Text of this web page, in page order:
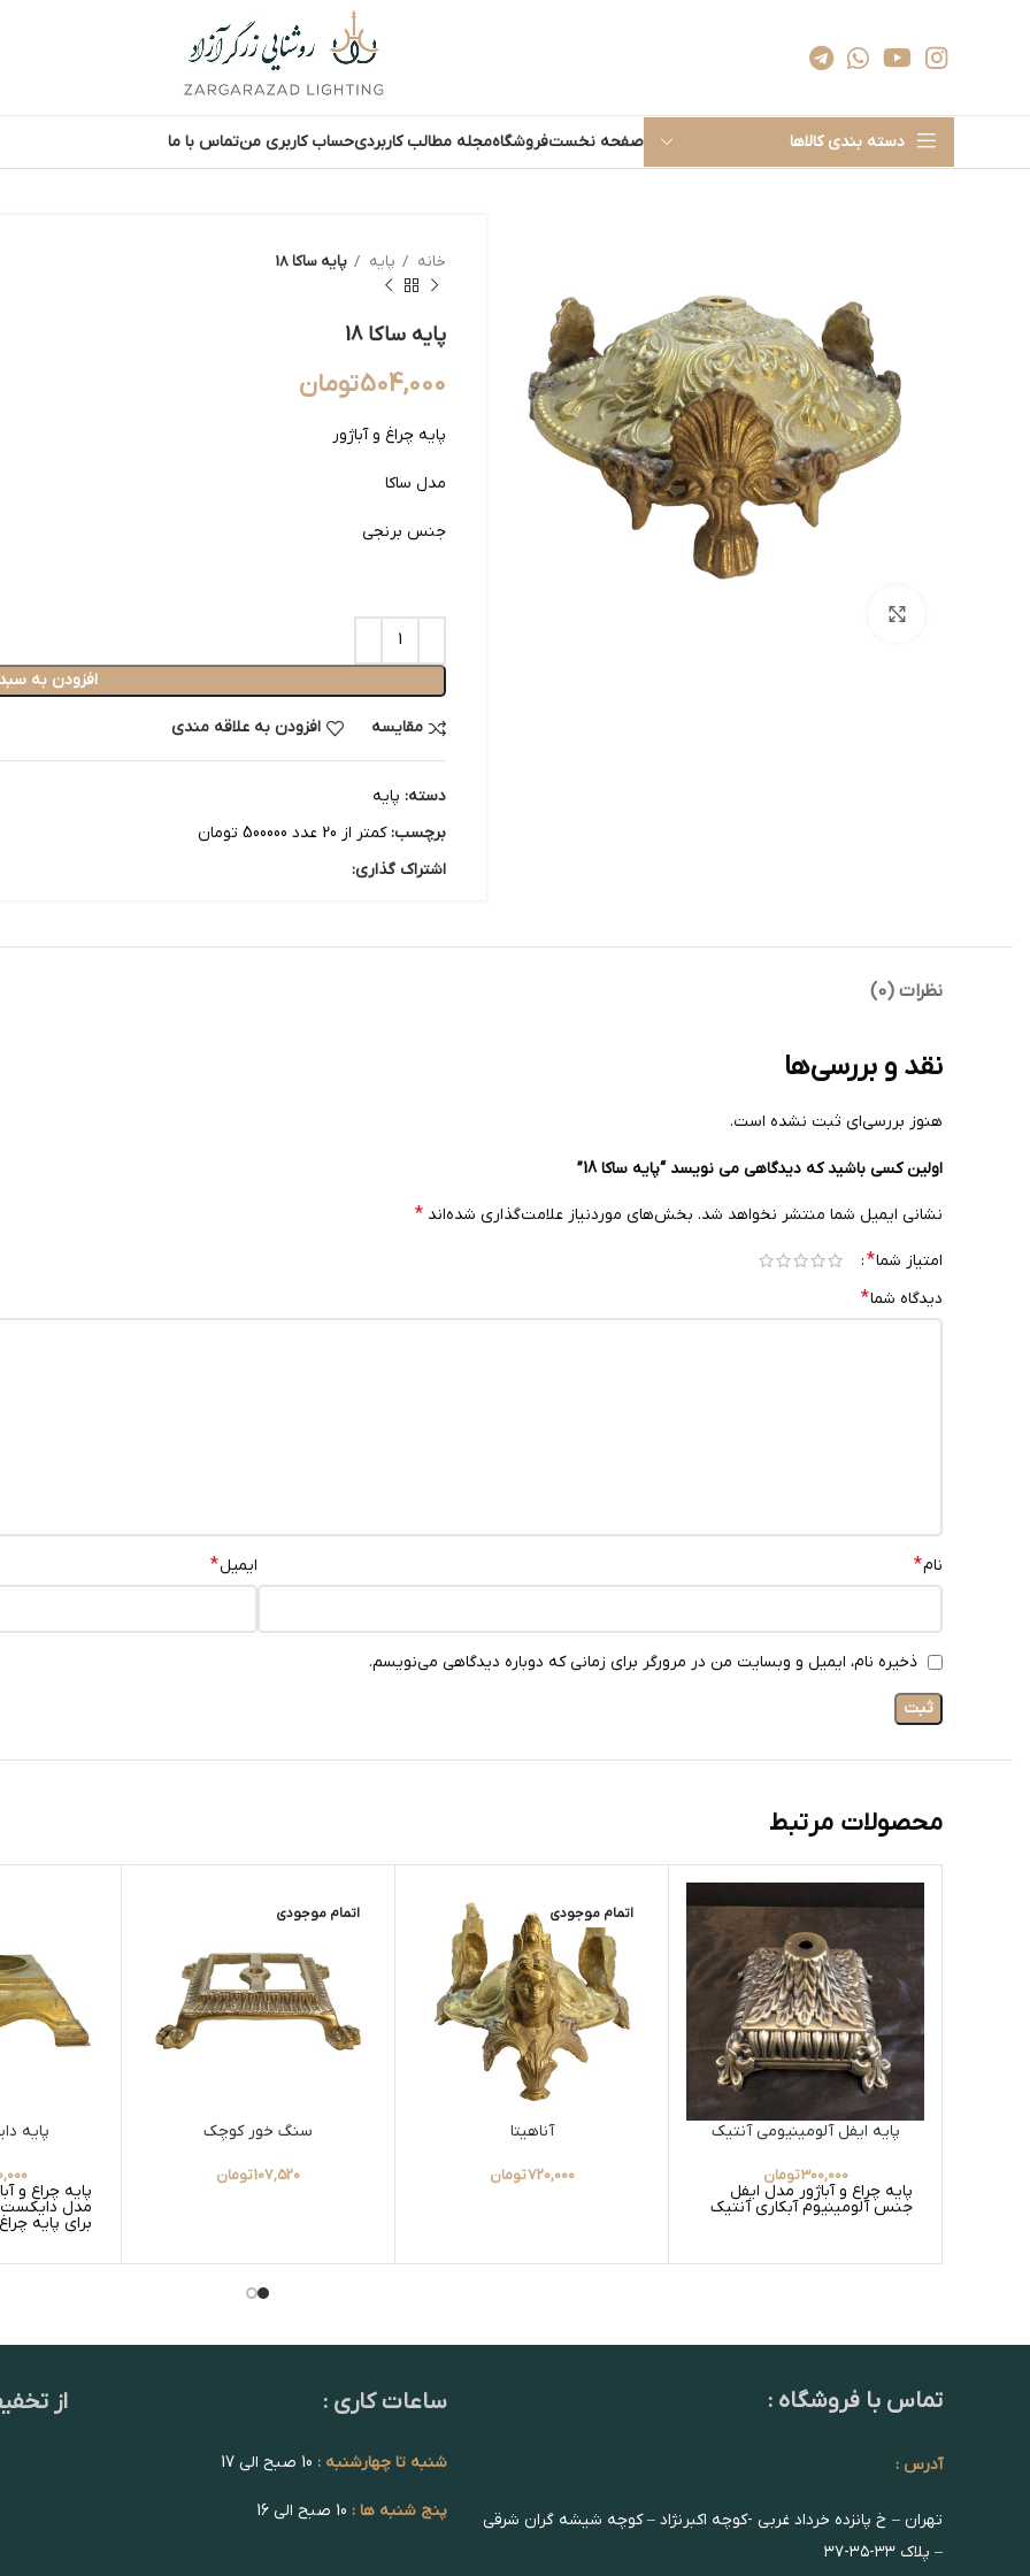
دسته بندی کالاها صفحه نخستفروشگاهمجله مطالب کاربردیحساب کاربری منتماس با ما
خانه پایه پایه ساکا 18
پایه ساکا 18
504,000تومان
پایه چراغ و آباژور
مدل ساکا
جنس برنجی
افزودن به
مقایسه افزودن به علاقه مندی
دسته: پایه
برچسب: کمتر از 20 عدد 500000 تومان
اشتراک گذاری:
نظرات (0)
نقد و بررسی‌ها
هنوز بررسی‌ای ثبت نشده است.
اولین کسی باشید که دیدگاهی می نویسد “پایه ساکا 18”
نشانی ایمیل شما منتشر نخواهد شد. بخش‌های موردنیاز علامت‌گذاری شده‌اند *
امتیاز شما*
دیدگاه شما*
نام* ایمیل*
ذخیره نام، ایمیل و وبسایت من در مرورگر برای زمانی که دوباره دیدگاهی می‌نویسم.
محصولات مرتبط
پایه ایفل آلومینیومی آنتیک
300,000تومان
پایه چراغ و آباژور مدل ایفل
جنس آلومینیوم آبکاری آنتیک
اتمام موجودی
آناهیتا
720,000تومان
اتمام موجودی
سنگ خور کوچک
107,520تومان
پایه
پایه چراغ و
مدل
برای پایه
تماس با فروشگاه :
آدرس :
تهران – خ پانزده خرداد غربی -کوچه اکبرنژاد – کوچه شیشه گران شرقی
– پلاک ۳۳-۳۵-۳۷
ساعات کاری :
شنبه تا چهارشنبه :
پنج شنبه ها :
از